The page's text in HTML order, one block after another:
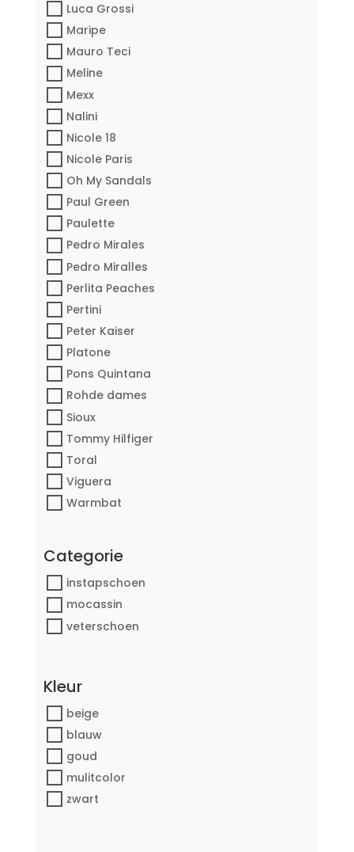
Luca Grossi
Maripe
Mauro Teci
Meline
Mexx
Nalini
Nicole 18
Nicole Paris
Oh My Sandals
Paul Green
Paulette
Pedro Mirales
Pedro Miralles
Perlita Peaches
Pertini
Peter Kaiser
Platone
Pons Quintana
Rohde dames
Sioux
Tommy Hilfiger
Toral
Viguera
Warmbat
Categorie
instapschoen
mocassin
veterschoen
Kleur
beige
blauw
goud
mulitcolor
zwart